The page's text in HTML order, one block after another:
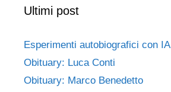
Ultimi post
Esperimenti autobiografici con IA
Obituary: Luca Conti
Obituary: Marco Benedetto